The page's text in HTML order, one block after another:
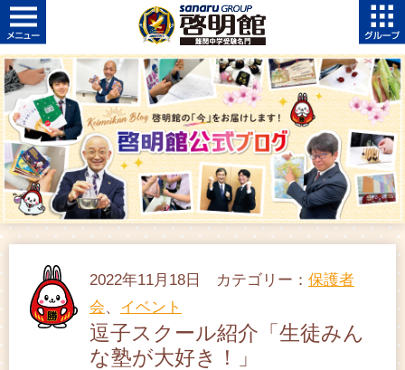
2022年11月18日 カテゴリー： 保護者
会、 イベント
逗子スクール紹介「生徒みん
な塾が大好き！」